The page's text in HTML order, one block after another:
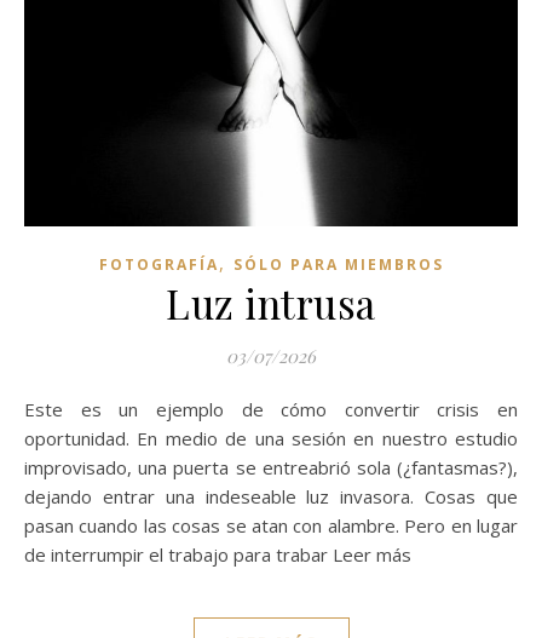
FOTOGRAFÍA, SÓLO PARA MIEMBROS
Luz intrusa
03/07/2026
Este es un ejemplo de cómo convertir crisis en
oportunidad. En medio de una sesión en nuestro estudio
improvisado, una puerta se entreabrió sola (¿fantasmas?),
dejando entrar una indeseable luz invasora. Cosas que
pasan cuando las cosas se atan con alambre. Pero en lugar
de interrumpir el trabajo para trabar Leer más